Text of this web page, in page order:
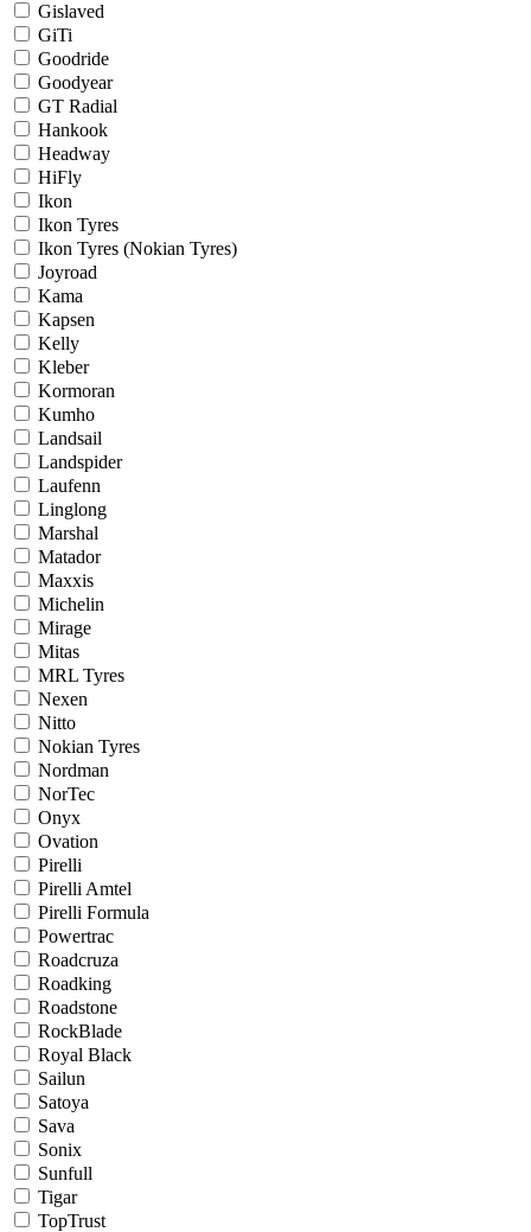
Gislaved
GiTi
Goodride
Goodyear
GT Radial
Hankook
Headway
HiFly
Ikon
Ikon Tyres
Ikon Tyres (Nokian Tyres)
Joyroad
Kama
Kapsen
Kelly
Kleber
Kormoran
Kumho
Landsail
Landspider
Laufenn
Linglong
Marshal
Matador
Maxxis
Michelin
Mirage
Mitas
MRL Tyres
Nexen
Nitto
Nokian Tyres
Nordman
NorTec
Onyx
Ovation
Pirelli
Pirelli Amtel
Pirelli Formula
Powertrac
Roadcruza
Roadking
Roadstone
RockBlade
Royal Black
Sailun
Satoya
Sava
Sonix
Sunfull
Tigar
TopTrust